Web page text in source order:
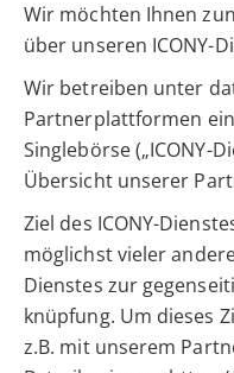
Wir möchten Ihnen
über unseren ICONY-
Wir betreiben unter
Partnerplattformen
Singlebörse („ICONY-
Übersicht unserer
Ziel des ICONY-
möglichst vieler
Dienstes zur
knüpfung. Um dieses
z.B. mit unserem